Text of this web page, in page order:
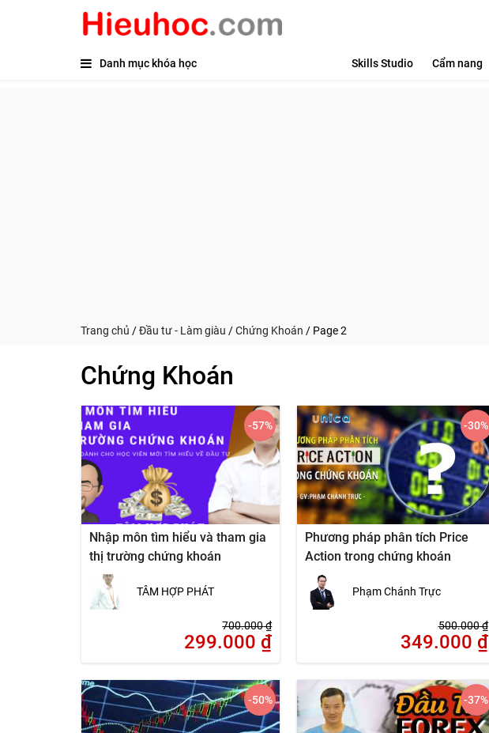
Danh mục khóa học Skills Studio Cẩm nang
Trang chủ /Đầu tư - Làm giàu /Chứng Khoán / Page 2
Chứng Khoán
Nhập môn tìm hiểu và tham gia
thị trường chứng khoán
TÂM HỢP PHÁT
700.000₫
299.000 ₫
-57%
Phương pháp phân tích Price
Action trong chứng khoán
Phạm Chánh Trực
500.000₫
349.000 ₫
-30%
-50% -37%